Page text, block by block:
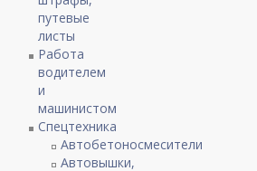
путевые
листы
Работа
водителем
и
машинистом
Спецтехника
Автобетоносмесители
Автовышки,